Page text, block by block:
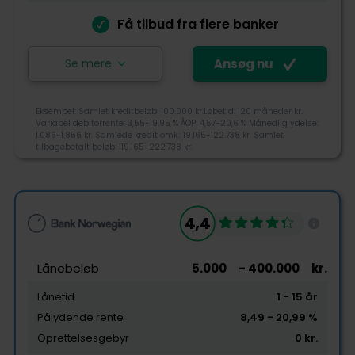
Ansøg nu
Basisbank, Express Bank og Resurs Bank, og det giver
dig dermed som låntager mulighed for at få flere
tilbud under en samlet ansøgning.
+45 31319000
Vestergade 3, 1456 Kbh. K.
Få tilbud fra flere banker
Ansøg nu
Se mere
Eksempel: Samlet kreditbeløb: 100.000 kr.Løbetid: 120 måneder kr.
Variabel debitorrente: 3,55-19,95 % ÅOP: 4,57-20,6 % Månedlig ydelse:
1.086-1.856 kr. Samlede kredit omk.: 19.165-122.738 kr. Samlet
tilbagebetalt beløb: 119.165-222.738 kr.
4,3
Tilgængelighed
4,4
Lånebeløb 5.000 - 400.000 kr.
Lånetid 1 - 15 år
Pålydende rente
8,49 - 20,99 %
Oprettelsesgebyr
0 kr.